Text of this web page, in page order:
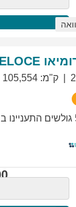
ק"מ:
105,554
גולשים התעניינו